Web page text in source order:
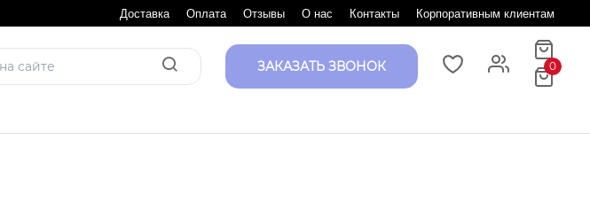
Доставка Оплата Отзывы О нас Контакты Корпоративным клиентам
ЗАКАЗАТЬ ЗВОНОК 0